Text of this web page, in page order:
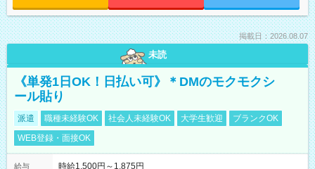
掲載日：2026.08.07
未読
《単発1日OK！日払い可》＊DMのモクモクシ
ール貼り
派遣 職種未経験OK 社会人未経験OK 大学生歓迎
ブランクOK
WEB登録・面接OK
給与
時給1,500円～1,875円